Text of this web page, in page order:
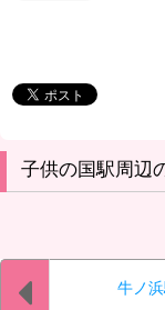
子供の国駅周辺
牛ノ